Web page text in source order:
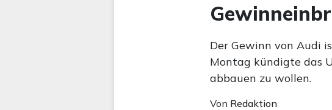
Der Gewinn von Audi
Montag kündigte das
abbauen zu wollen.
Von Redaktion